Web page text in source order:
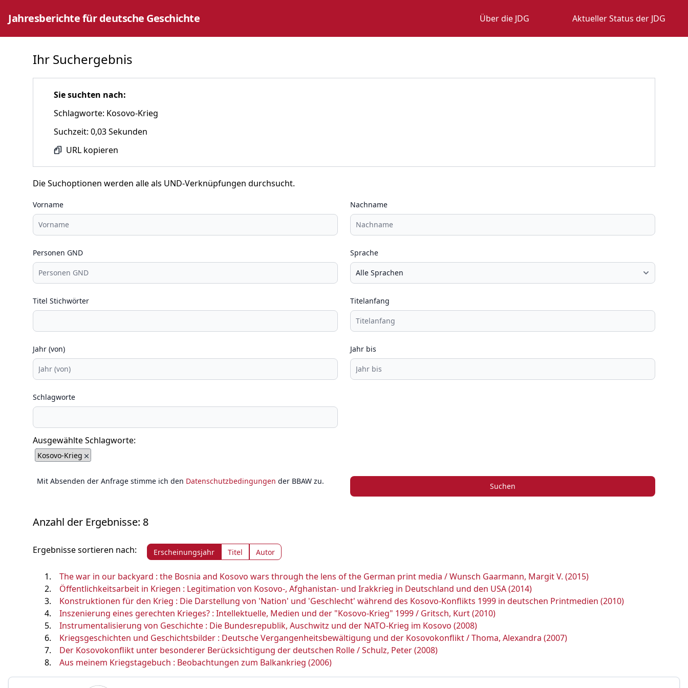
Jahresberichte für deutsche Geschichte Über die JDG Aktueller Status der JDG
Ihr Suchergebnis
Sie suchten nach:
Schlagworte: Kosovo-Krieg
Suchzeit: 0,03 Sekunden
URL kopieren
Die Suchoptionen werden alle als UND-Verknüpfungen durchsucht.
Vorname Nachname
Personen GND Sprache
Titel Stichwörter Titelanfang
Jahr (von) Jahr bis
Schlagworte
Ausgewählte Schlagworte:
Kosovo-Krieg
Mit Absenden der Anfrage stimme ich den Datenschutzbedingungen der BBAW zu.
Suchen
Anzahl der Ergebnisse: 8
Ergebnisse sortieren nach: Erscheinungsjahr Titel Autor
The war in our backyard : the Bosnia and Kosovo wars through the lens of the German print media / Wunsch Gaarmann, Margit V. (2015)
Öffentlichkeitsarbeit in Kriegen : Legitimation von Kosovo-, Afghanistan- und Irakkrieg in Deutschland und den USA (2014)
Konstruktionen für den Krieg : Die Darstellung von 'Nation' und 'Geschlecht' während des Kosovo-Konflikts 1999 in deutschen Printmedien (2010)
Inszenierung eines gerechten Krieges? : Intellektuelle, Medien und der "Kosovo-Krieg" 1999 / Gritsch, Kurt (2010)
Instrumentalisierung von Geschichte : Die Bundesrepublik, Auschwitz und der NATO-Krieg im Kosovo (2008)
Kriegsgeschichten und Geschichtsbilder : Deutsche Vergangenheitsbewältigung und der Kosovokonflikt / Thoma, Alexandra (2007)
Der Kosovokonflikt unter besonderer Berücksichtigung der deutschen Rolle / Schulz, Peter (2008)
Aus meinem Kriegstagebuch : Beobachtungen zum Balkankrieg (2006)